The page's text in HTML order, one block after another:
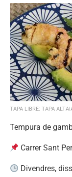
TAPA LIBRE: TAPA
Tempura de
Carrer Sant
Divendres,